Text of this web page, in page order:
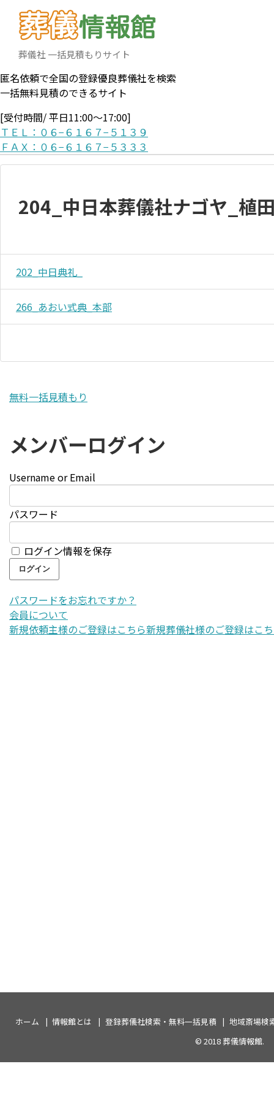
葬儀社 一括見積もりサイト
匿名依頼で全国の登録優良葬儀社を検索
一括無料見積のできるサイト
[受付時間/ 平日11:00〜17:00]
ＴＥＬ：０６−６１６７−５１３９
ＦＡＸ：０６−６１６７−５３３３
204_中日本葬儀社ナゴヤ_植
202_中日典礼_
266_あおい式典_本部
無料一括見積もり
メンバーログイン
Username or Email
パスワード
ログイン情報を保存
パスワードをお忘れですか？
会員について
新規依頼主様のご登録はこちら新規葬儀社様のご登録はこ
ホーム 情報館とは 登録葬儀社検索・無料一括見積
地域斎場検
© 2018葬儀情報館.